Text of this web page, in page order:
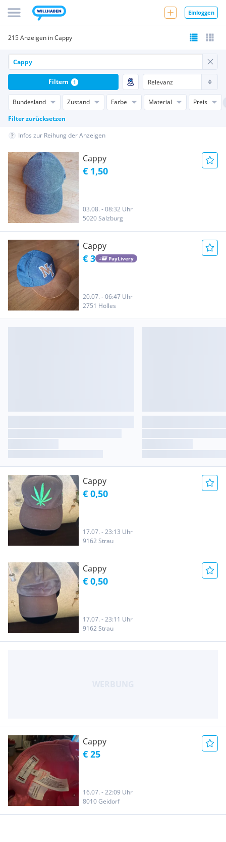
Einloggen
215 Anzeigen in Cappy
Bundesland Zustand Farbe Material
Preis
Filter zurücksetzen
Filtern 1
Infos zur Reihung der Anzeigen
Cappy
€ 1,50
03.08. - 08:32 Uhr
5020 Salzburg
Cappy
€ 3 PayLivery
20.07. - 06:47 Uhr
2751 Hölles
Cappy
€ 0,50
17.07. - 23:13 Uhr
9162 Strau
Cappy
€ 0,50
17.07. - 23:11 Uhr
9162 Strau
Cappy
€ 25
16.07. - 22:09 Uhr
8010 Geidorf